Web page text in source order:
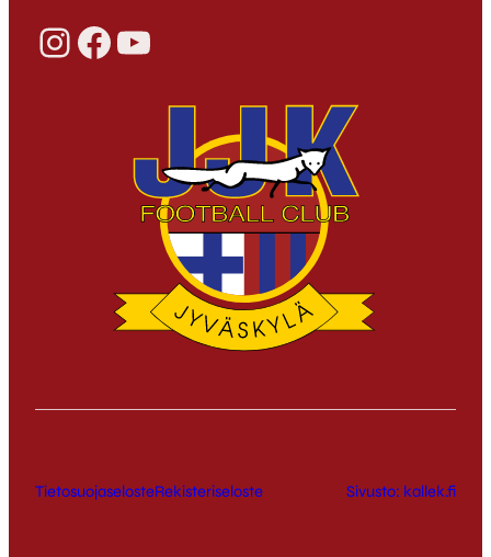
InstagramFacebook YouTube
TietosuojaselosteRekisteriseloste Sivusto: kallek.fi